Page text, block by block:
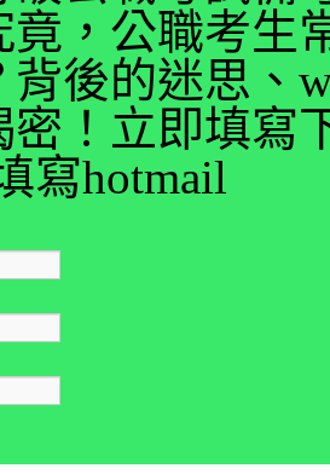
竟，公職考生
背後的迷思、
密！立即填寫
寫hotmail